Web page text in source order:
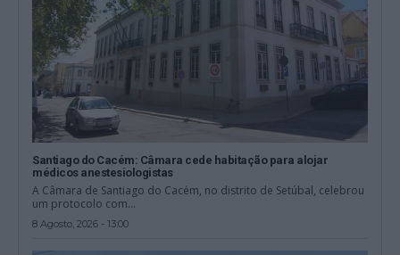
Santiago do Cacém: Câmara cede habitação para alojar
médicos anestesiologistas
A Câmara de Santiago do Cacém, no distrito de Setúbal, celebrou
um protocolo com...
8 Agosto, 2026 - 13:00